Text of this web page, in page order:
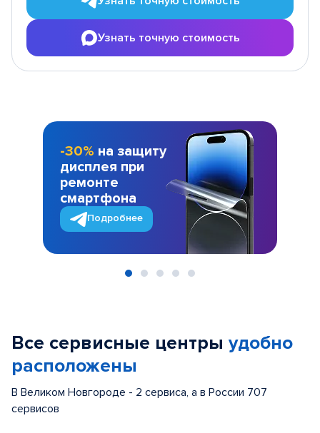
Узнать точную стоимость
-30% на защиту
дисплея при
ремонте
смартфона
Подробнее
Все сервисные центры удобно
расположены
В Великом Новгороде - 2 сервиса, а в России 707
сервисов